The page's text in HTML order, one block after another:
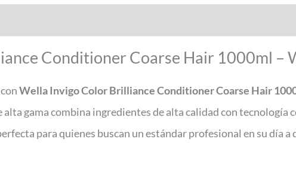
Conditioner Coarse Hair 1000ml –
Wella Invigo Color Brilliance Conditioner Coarse Hair
gama combina ingredientes de alta calidad con tecnología
para quienes buscan un estándar profesional en su día